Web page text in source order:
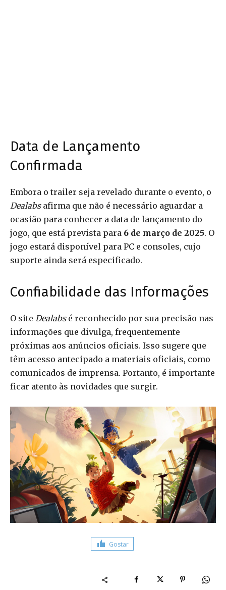
Data de Lançamento
Confirmada
Embora o trailer seja revelado durante o evento, o
Dealabsafirma que não é necessário aguardar a
ocasião para conhecer a data de lançamento do
jogo, que está prevista para 6 de março de 2025. O
jogo estará disponível para PC e consoles, cujo
suporte ainda será especificado.
Confiabilidade das Informações
O site Dealabsé reconhecido por sua precisão nas
informações que divulga, frequentemente
próximas aos anúncios oficiais. Isso sugere que
têm acesso antecipado a materiais oficiais, como
comunicados de imprensa. Portanto, é importante
ficar atento às novidades que surgir.
Gostar